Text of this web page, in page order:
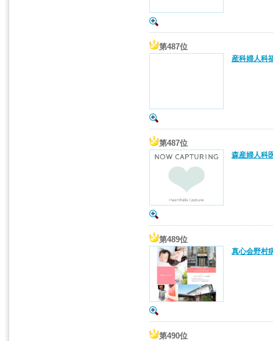
第487位
産科婦人科
第487位
森産婦人科
第489位
真心会野村
第490位